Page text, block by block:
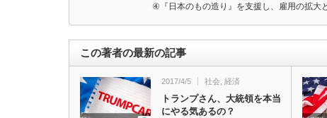
④『日本のもの造り』を支援し、雇用の拡大
この著者の最新の記事
2017/4/5 社会 経済
トランプさん、大統領を本当
にやる気あるの？